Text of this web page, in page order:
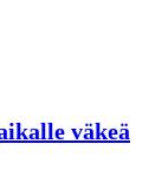
väkeä